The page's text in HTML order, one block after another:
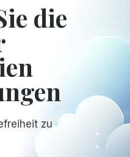
die
zu